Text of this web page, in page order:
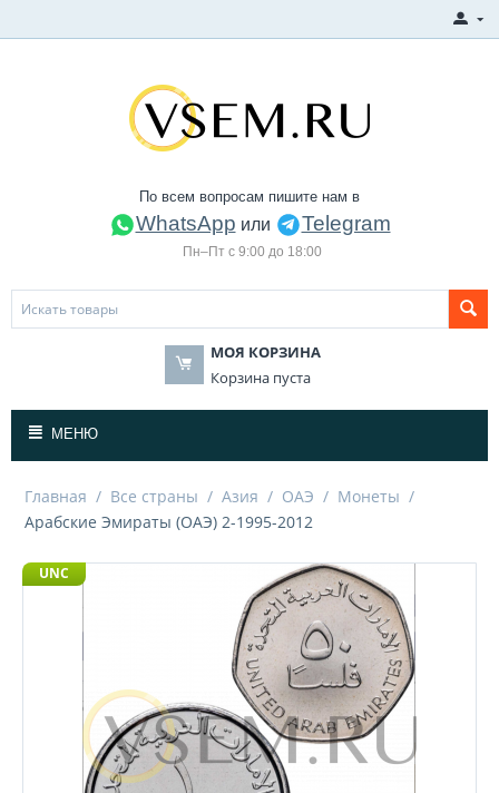
По всем вопросам пишите нам в
WhatsApp или Telegram
Пн–Пт с 9:00 до 18:00
МОЯ КОРЗИНА
Корзина пуста
МЕНЮ
Главная / Все страны / Азия / ОАЭ / Монеты /
Арабские Эмираты (ОАЭ) 2-1995-2012
UNC